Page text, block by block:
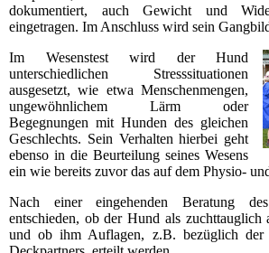
dokumentiert, auch Gewicht und
eingetragen. Im Anschluss wird sein
Im Wesenstest wird der Hund
unterschiedlichen Stresssituationen
ausgesetzt, wie etwa Menschenmengen,
ungewöhnlichem Lärm oder
Begegnungen mit Hunden des gleichen
Geschlechts. Sein Verhalten hierbei geht
ebenso in die Beurteilung seines Wesens
ein wie bereits zuvor das auf dem Physio-
Nach einer eingehenden Beratung
entschieden, ob der Hund als zuchttauglich
und ob ihm Auflagen, z.B. bezüglich der